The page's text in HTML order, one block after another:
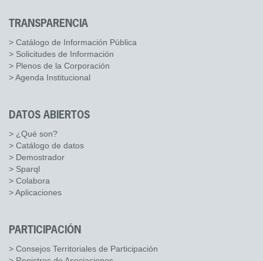
TRANSPARENCIA
> Catálogo de Información Pública
> Solicitudes de Información
> Plenos de la Corporación
> Agenda Institucional
DATOS ABIERTOS
> ¿Qué son?
> Catálogo de datos
> Demostrador
> Sparql
> Colabora
> Aplicaciones
PARTICIPACIÓN
> Consejos Territoriales de Participación